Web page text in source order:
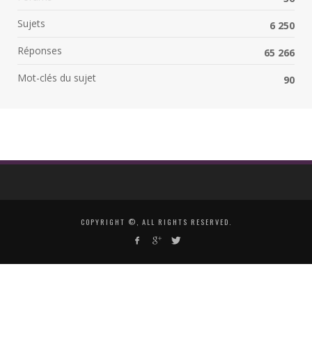
Sujets
6 250
Réponses
65 266
Mot-clés du sujet
90
COPYRIGHT ©, ALL RIGHTS RESERVED.